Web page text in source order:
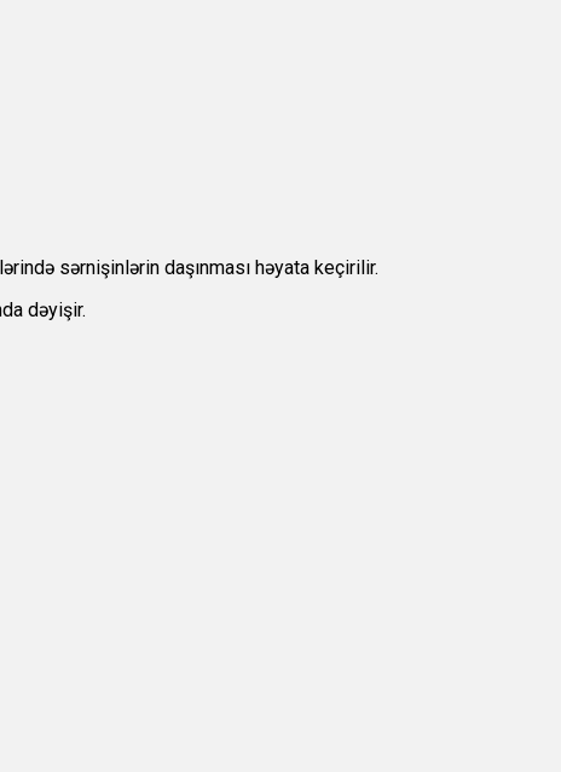
sərnişinlərin daşınması həyata keçirilir.
dəyişir.